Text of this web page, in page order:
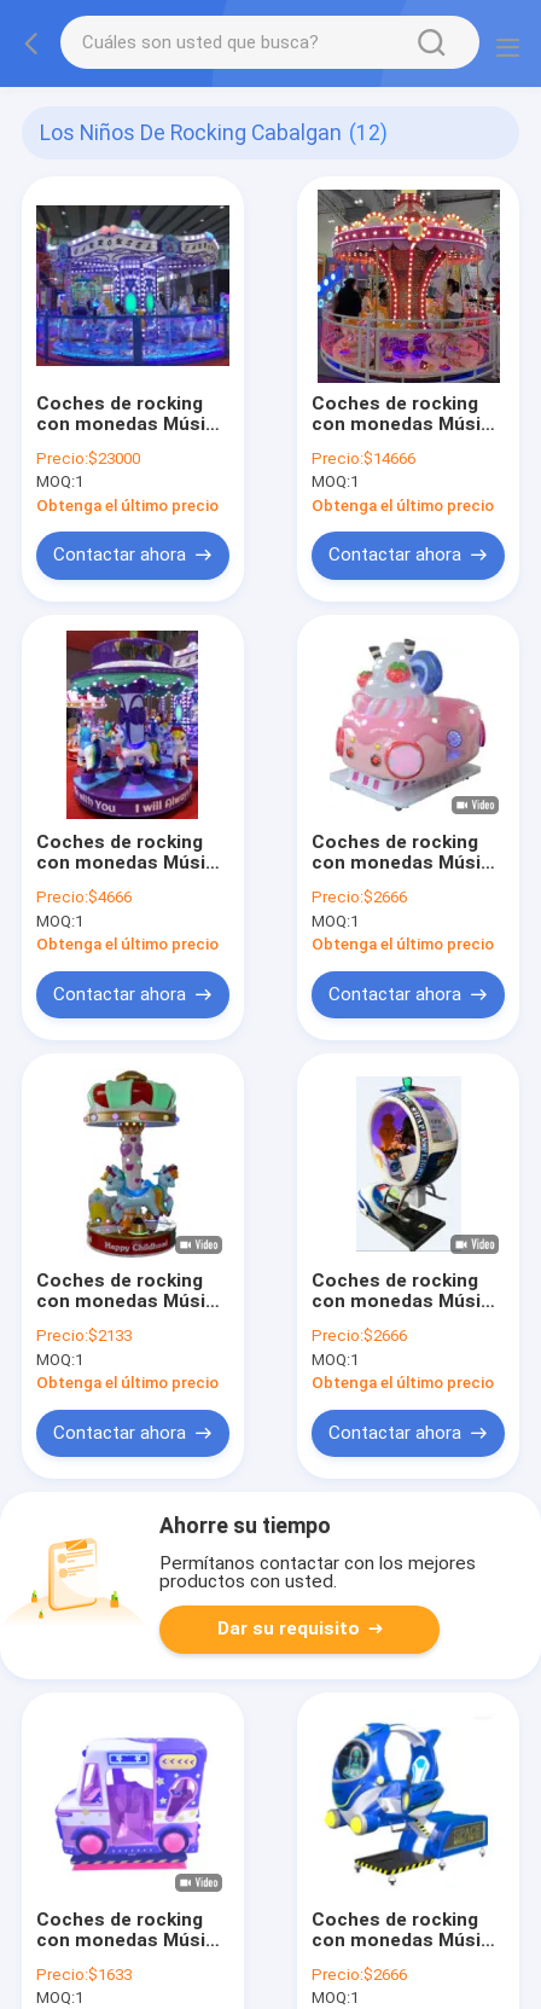
Los Niños De Rocking Cabalgan (12)
Coches de rocking
con monedas Música
alegres para niños
Precio:$23000
MOQ:1
Obtenga el último precio
Contactar ahora
Coches de rocking
con monedas Música
alegres para niños
Precio:$14666
MOQ:1
Obtenga el último precio
Contactar ahora
Coches de rocking
con monedas Música
alegres para niños
Precio:$4666
MOQ:1
Obtenga el último precio
Contactar ahora
Coches de rocking
con monedas Música
alegres para niños
Precio:$2666
MOQ:1
Obtenga el último precio
Contactar ahora
Coches de rocking
con monedas Música
alegres para niños
Precio:$2133
MOQ:1
Obtenga el último precio
Contactar ahora
Coches de rocking
con monedas Música
alegres para niños
Precio:$2666
MOQ:1
Obtenga el último precio
Contactar ahora
Ahorre su tiempo
Permítanos contactar con los mejores
productos con usted.
Dar su requisito
Coches de rocking
con monedas Música
alegres para niños
Precio:$1633
MOQ:1
Coches de rocking
con monedas Música
alegres para niños
Precio:$2666
MOQ:1